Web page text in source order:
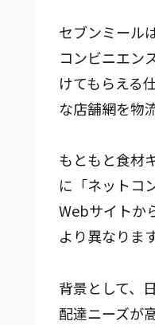
セブンミール
コンビニエン
けてもらえる
な店舗網を物
もともと食材
に「ネットコ
Webサイトか
より異なりま
背景として、
配達ニーズが